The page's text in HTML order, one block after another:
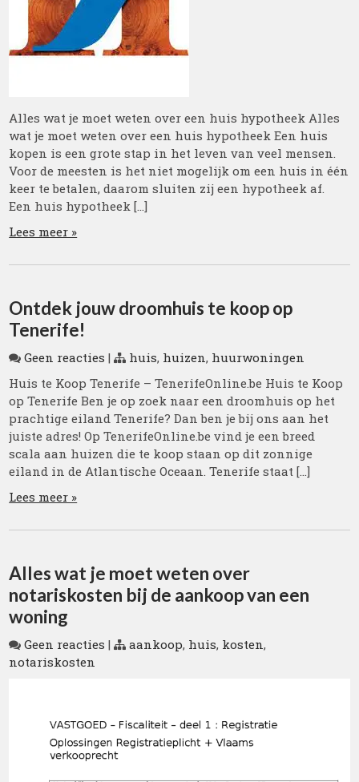
Alles wat je moet weten over een huis hypotheek Alles
wat je moet weten over een huis hypotheek Een huis
kopen is een grote stap in het leven van veel mensen.
Voor de meesten is het niet mogelijk om een huis in één
keer te betalen, daarom sluiten zij een hypotheek af.
Een huis hypotheek […]
Lees meer »
Ontdek jouw droomhuis te koop op
Tenerife!
Geen reacties | huis, huizen, huurwoningen
Huis te Koop Tenerife – TenerifeOnline.be Huis te Koop
op Tenerife Ben je op zoek naar een droomhuis op het
prachtige eiland Tenerife? Dan ben je bij ons aan het
juiste adres! Op TenerifeOnline.be vind je een breed
scala aan huizen die te koop staan op dit zonnige
eiland in de Atlantische Oceaan. Tenerife staat […]
Lees meer »
Alles wat je moet weten over
notariskosten bij de aankoop van een
woning
Geen reacties | aankoop, huis, kosten,
notariskosten